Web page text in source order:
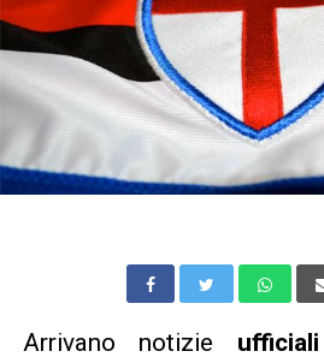
Arrivano notizie ufficiali